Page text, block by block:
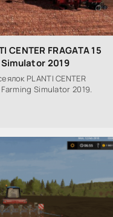
CENTER FRAGATA 15
2019
PLANTI CENTER
Farming Simulator 2019.